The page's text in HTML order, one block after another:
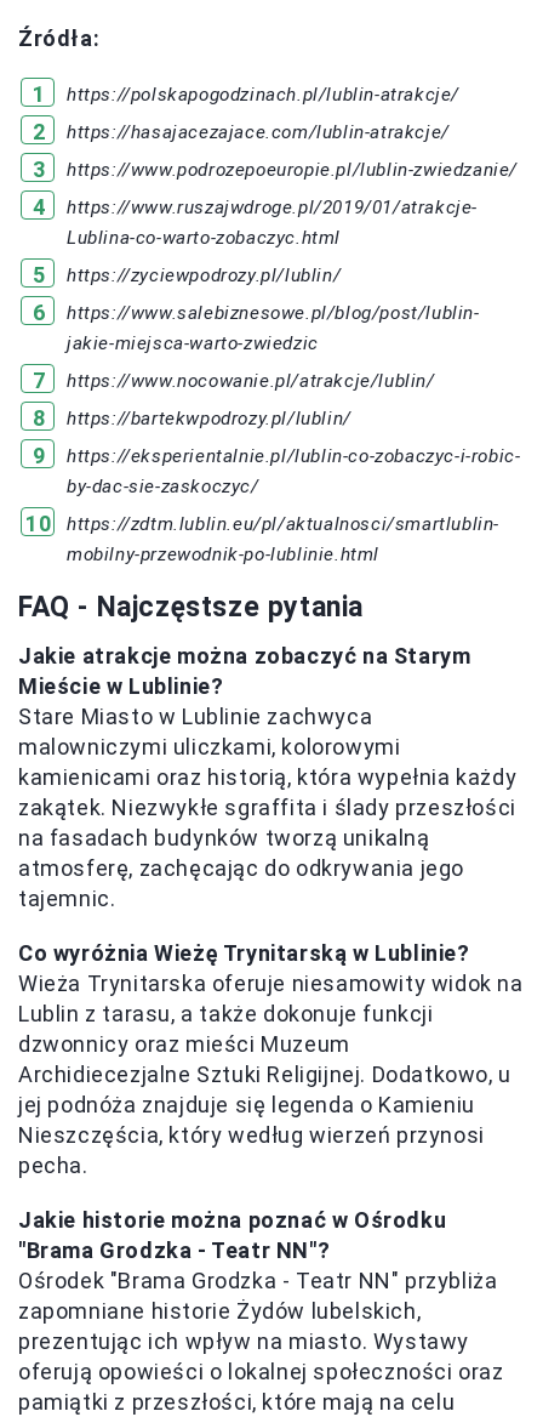
Źródła:
https://polskapogodzinach.pl/lublin-atrakcje/
https://hasajacezajace.com/lublin-atrakcje/
https://www.podrozepoeuropie.pl/lublin-zwiedzanie/
https://www.ruszajwdroge.pl/2019/01/atrakcje-
Lublina-co-warto-zobaczyc.html
https://zyciewpodrozy.pl/lublin/
https://www.salebiznesowe.pl/blog/post/lublin-
jakie-miejsca-warto-zwiedzic
https://www.nocowanie.pl/atrakcje/lublin/
https://bartekwpodrozy.pl/lublin/
https://eksperientalnie.pl/lublin-co-zobaczyc-i-robic-
by-dac-sie-zaskoczyc/
https://zdtm.lublin.eu/pl/aktualnosci/smartlublin-
mobilny-przewodnik-po-lublinie.html
FAQ - Najczęstsze pytania
Jakie atrakcje można zobaczyć na Starym
Mieście w Lublinie?
Stare Miasto w Lublinie zachwyca
malowniczymi uliczkami, kolorowymi
kamienicami oraz historią, która wypełnia każdy
zakątek. Niezwykłe sgraffita i ślady przeszłości
na fasadach budynków tworzą unikalną
atmosferę, zachęcając do odkrywania jego
tajemnic.
Co wyróżnia Wieżę Trynitarską w Lublinie?
Wieża Trynitarska oferuje niesamowity widok na
Lublin z tarasu, a także dokonuje funkcji
dzwonnicy oraz mieści Muzeum
Archidiecezjalne Sztuki Religijnej. Dodatkowo, u
jej podnóża znajduje się legenda o Kamieniu
Nieszczęścia, który według wierzeń przynosi
pecha.
Jakie historie można poznać w Ośrodku
"Brama Grodzka - Teatr NN"?
Ośrodek "Brama Grodzka - Teatr NN" przybliża
zapomniane historie Żydów lubelskich,
prezentując ich wpływ na miasto. Wystawy
oferują opowieści o lokalnej społeczności oraz
pamiątki z przeszłości, które mają na celu